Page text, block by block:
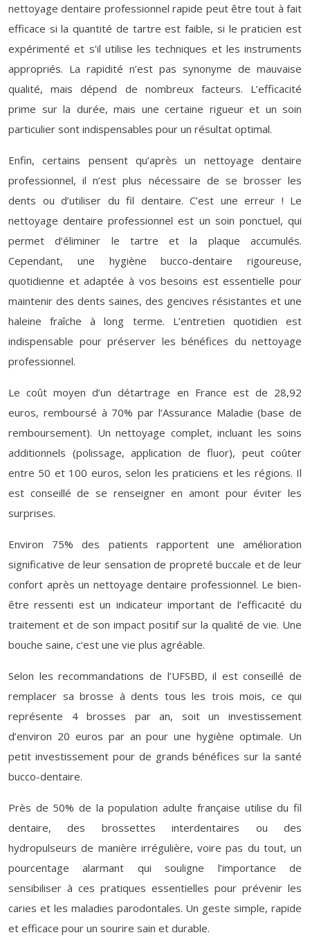
nettoyage dentaire professionnel rapide peut être tout à fait
efficace si la quantité de tartre est faible, si le praticien est
expérimenté et s’il utilise les techniques et les instruments
appropriés. La rapidité n’est pas synonyme de mauvaise
qualité, mais dépend de nombreux facteurs. L’efficacité
prime sur la durée, mais une certaine rigueur et un soin
particulier sont indispensables pour un résultat optimal.
Enfin, certains pensent qu’après un nettoyage dentaire
professionnel, il n’est plus nécessaire de se brosser les
dents ou d’utiliser du fil dentaire. C’est une erreur ! Le
nettoyage dentaire professionnel est un soin ponctuel, qui
permet d’éliminer le tartre et la plaque accumulés.
Cependant, une hygiène bucco-dentaire rigoureuse,
quotidienne et adaptée à vos besoins est essentielle pour
maintenir des dents saines, des gencives résistantes et une
haleine fraîche à long terme. L’entretien quotidien est
indispensable pour préserver les bénéfices du nettoyage
professionnel.
Le coût moyen d’un détartrage en France est de 28,92
euros, remboursé à 70% par l’Assurance Maladie (base de
remboursement). Un nettoyage complet, incluant les soins
additionnels (polissage, application de fluor), peut coûter
entre 50 et 100 euros, selon les praticiens et les régions. Il
est conseillé de se renseigner en amont pour éviter les
surprises.
Environ 75% des patients rapportent une amélioration
significative de leur sensation de propreté buccale et de leur
confort après un nettoyage dentaire professionnel. Le bien-
être ressenti est un indicateur important de l’efficacité du
traitement et de son impact positif sur la qualité de vie. Une
bouche saine, c’est une vie plus agréable.
Selon les recommandations de l’UFSBD, il est conseillé de
remplacer sa brosse à dents tous les trois mois, ce qui
représente 4 brosses par an, soit un investissement
d’environ 20 euros par an pour une hygiène optimale. Un
petit investissement pour de grands bénéfices sur la santé
bucco-dentaire.
Près de 50% de la population adulte française utilise du fil
dentaire, des brossettes interdentaires ou des
hydropulseurs de manière irrégulière, voire pas du tout, un
pourcentage alarmant qui souligne l’importance de
sensibiliser à ces pratiques essentielles pour prévenir les
caries et les maladies parodontales. Un geste simple, rapide
et efficace pour un sourire sain et durable.